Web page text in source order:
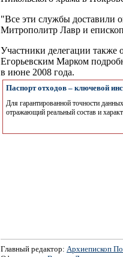
"Все эти службы доставили
Митрополитр Лавр и
Участники делегации также
Егорьевским Марком
в июне 2008 года.
Паспорт отходов – ключевой
Для гарантированной точности
отражающий реальный состав и
Главный редактор: Архиепископ